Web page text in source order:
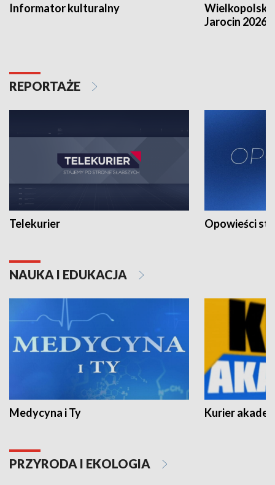
Informator kulturalny
Jarocin 2026
REPORTAŻE
Telekurier Opowieści
NAUKA I EDUKACJA
Medycyna i Ty Kurier
PRZYRODA I EKOLOGIA